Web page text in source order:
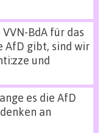
BdA für das
AfD gibt, sind wir
und
es die AfD
an